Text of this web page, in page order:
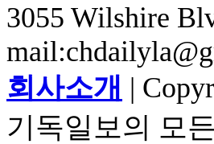
3055 Wilshire
회사소개 |
기독일보의 모